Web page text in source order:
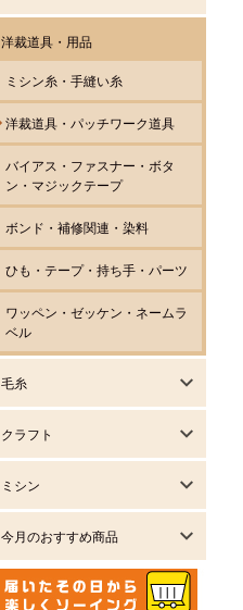
洋裁道具・用品
ミシン糸・手縫い糸
洋裁道具・パッチワーク道具
バイアス・ファスナー・ボタ
ン・マジックテープ
ボンド・補修関連・染料
ひも・テープ・持ち手・パーツ
ワッペン・ゼッケン・ネームラ
ベル
毛糸
クラフト
ミシン
今月のおすすめ商品